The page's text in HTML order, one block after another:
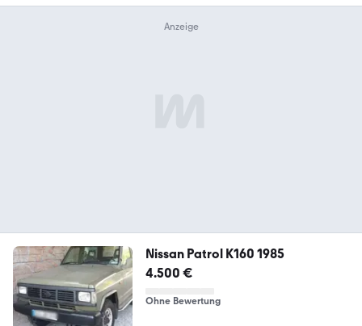
Nissan Patrol K160 1985
4.500 €
Ohne Bewertung